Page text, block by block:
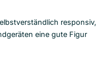
responsiv,
eine gute Figur